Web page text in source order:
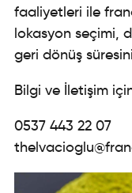
faaliyetleri ile
lokasyon seçimi,
geri dönüş
Bilgi ve İletişim
0537 443 22 07